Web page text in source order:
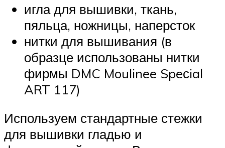
игла для вышивки, ткань,
пяльца, ножницы, наперсток
нитки для вышивания (в
образце использованы нитки
фирмы DMC Moulinee Speсial
ART 117)
Используем стандартные стежки
для вышивки гладью и